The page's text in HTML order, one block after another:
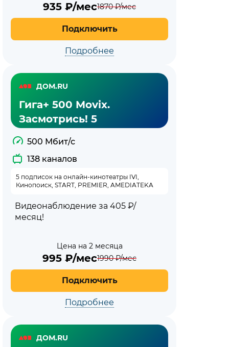
935 ₽/мес1870₽/мес
Подключить
Подробнее
ДОМ.RU
Гига+ 500 Movix.
Засмотрись! 5
500 Мбит/с
138 каналов
5 подписок на онлайн-кинотеатры IVI,
Кинопоиск, START, PREMIER, AMEDIATEKA
Видеонаблюдение за 405 ₽/
месяц!
Цена на 2 месяца
995 ₽/мес1990₽/мес
Подключить
Подробнее
ДОМ.RU